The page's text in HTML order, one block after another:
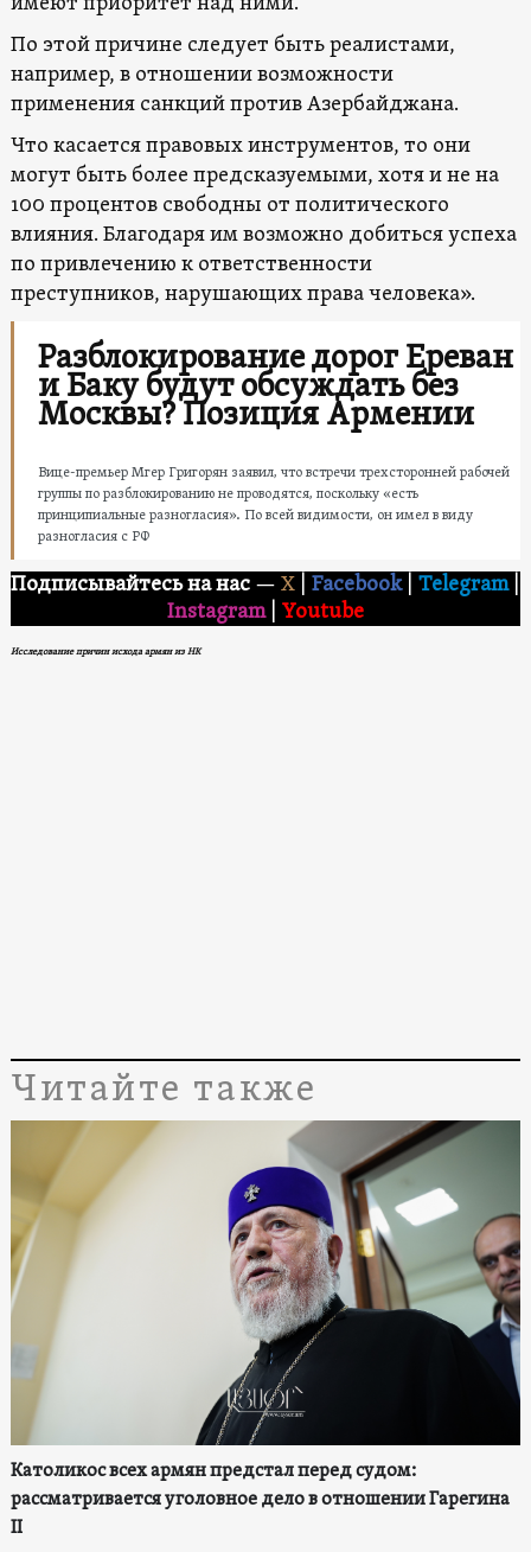
По этой причине следует быть реалистами,
например, в отношении возможности
применения санкций против Азербайджана.
Что касается правовых инструментов, то они
могут быть более предсказуемыми, хотя и не на
100 процентов свободны от политического
влияния. Благодаря им возможно добиться успеха
по привлечению к ответственности
преступников, нарушающих права человека».
Разблокирование дорог Ереван
и Баку будут обсуждать без
Москвы? Позиция Армении
Вице-премьер Мгер Григорян заявил, что встречи трехсторонней рабочей
группы по разблокированию не проводятся, поскольку «есть
принципиальные разногласия». По всей видимости, он имел в виду
разногласия с РФ
Подписывайтесь на нас — X Facebook Telegram|
Instagram
Youtube
Исследование причин исхода армян из НК
Читайте также
Католикос всех армян предстал перед судом:
рассматривается уголовное дело в отношении Гарегина
II